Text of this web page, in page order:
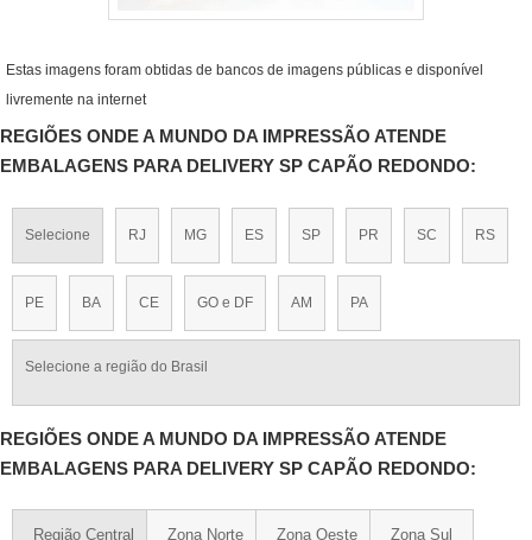
Estas imagens foram obtidas de bancos de imagens públicas e disponível
livremente na internet
REGIÕES ONDE A MUNDO DA IMPRESSÃO ATENDE
EMBALAGENS PARA DELIVERY SP CAPÃO REDONDO:
Selecione RJ MG ES SP PR SC RS
PE BA CE GO e DF AM PA
Selecione a região do Brasil
REGIÕES ONDE A MUNDO DA IMPRESSÃO ATENDE
EMBALAGENS PARA DELIVERY SP CAPÃO REDONDO:
Região Central Zona Norte Zona Oeste Zona Sul